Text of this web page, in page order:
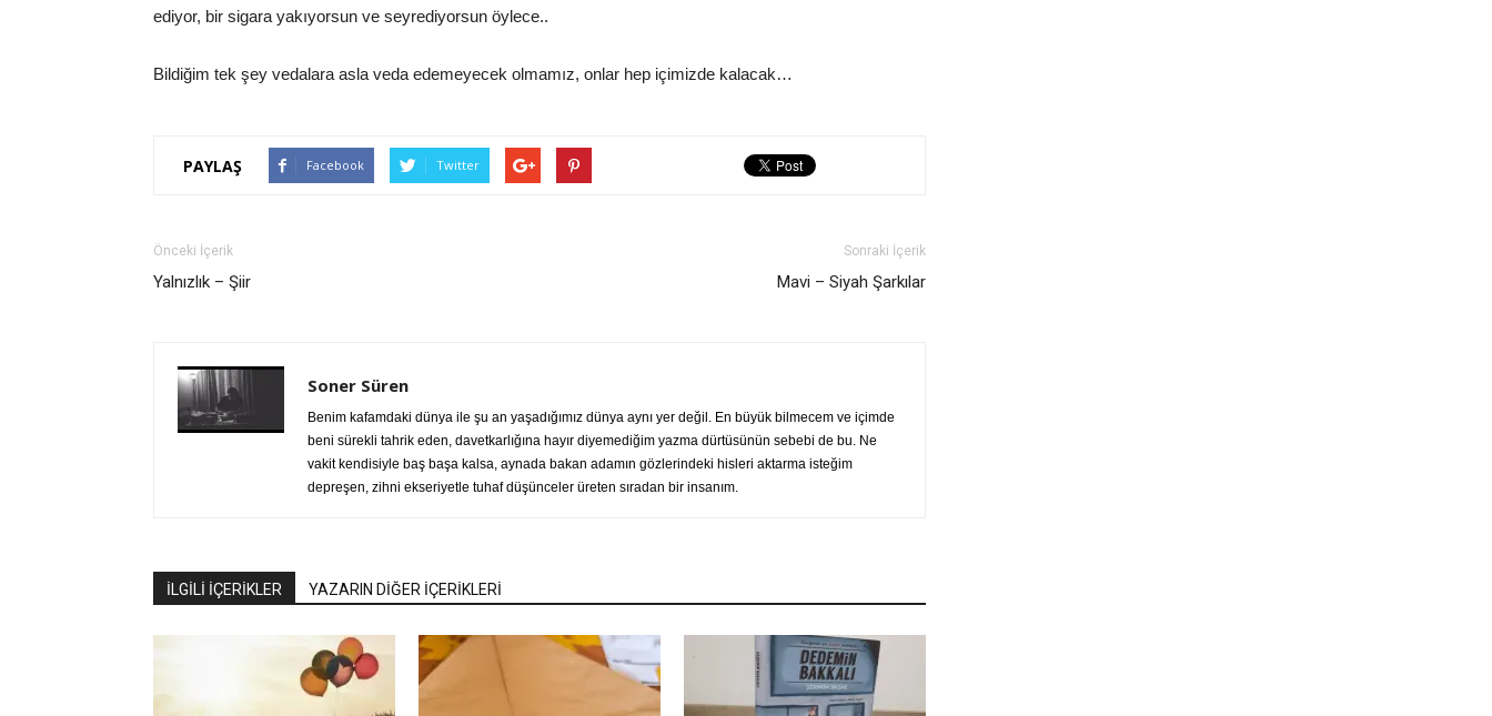
ediyor, bir sigara yakıyorsun ve seyrediyorsun öylece..
Bildiğim tek şey vedalara asla veda edemeyecek olmamız, onlar hep içimizde kalacak…
PAYLAŞ Facebook Twitter
Önceki İçerik
Yalnızlık – Şiir
Sonraki İçerik
Mavi – Siyah Şarkılar
Soner Süren
Benim kafamdaki dünya ile şu an yaşadığımız dünya aynı yer değil. En büyük bilmecem ve içimde
beni sürekli tahrik eden, davetkarlığına hayır diyemediğim yazma dürtüsünün sebebi de bu. Ne
vakit kendisiyle baş başa kalsa, aynada bakan adamın gözlerindeki hisleri aktarma isteğim
depreşen, zihni ekseriyetle tuhaf düşünceler üreten sıradan bir insanım.
İLGİLİ İÇERİKLER YAZARIN DİĞER İÇERİKLERİ